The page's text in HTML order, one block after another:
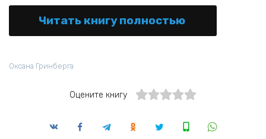
Читать книгу полностью
Оксана Гринберга
Оцените книгу